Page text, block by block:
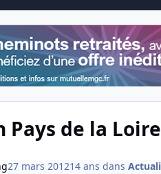
Pays de la Loire
27 mars 201214 ans dans